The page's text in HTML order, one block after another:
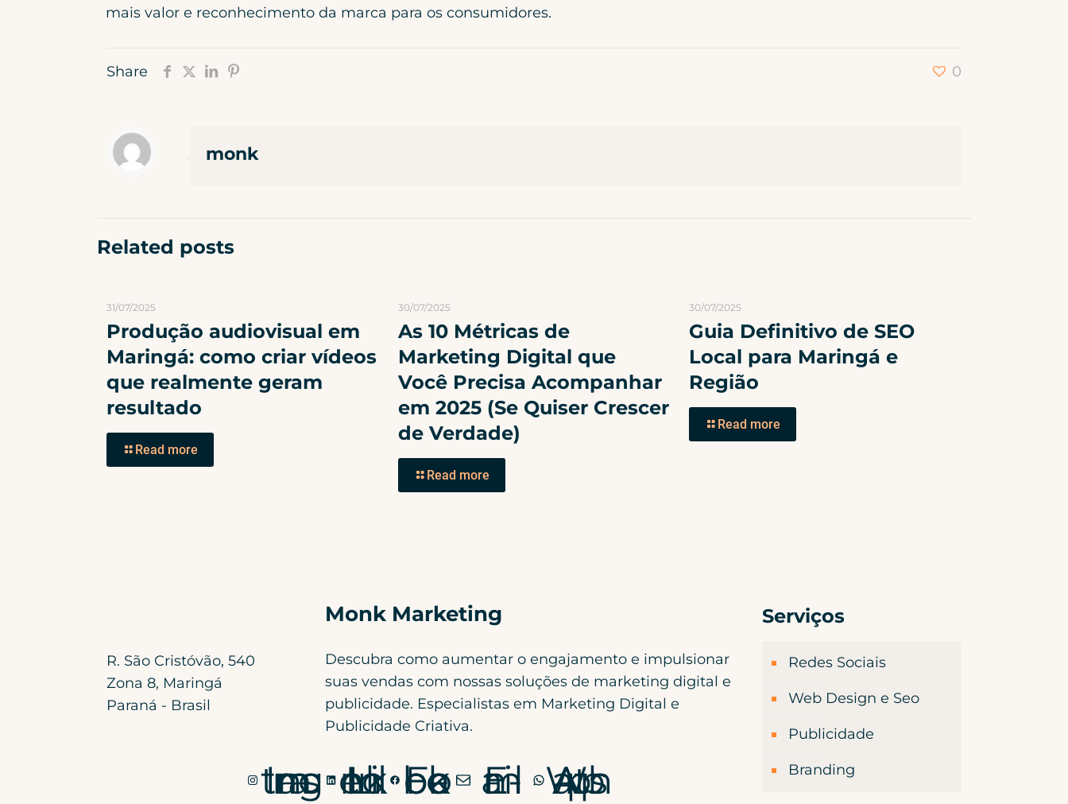
mais valor e reconhecimento da marca para os consumidores.
Share 0
monk
Related posts
31/07/2025
Produção audiovisual em
Maringá: como criar vídeos
que realmente geram
resultado
Read more
30/07/2025
As 10 Métricas de
Marketing Digital que
Você Precisa Acompanhar
em 2025 (Se Quiser Crescer
de Verdade)
Read more
30/07/2025
Guia Definitivo de SEO
Local para Maringá e
Região
Read more
R. São Cristóvão, 540
Zona 8, Maringá
Paraná - Brasil
Monk Marketing
Descubra como aumentar o engajamento e impulsionar
suas vendas com nossas soluções de marketing digital e
publicidade. Especialistas em Marketing Digital e
Publicidade Criativa.
Instagram LinkedIn Facebook E-mail WhatsApp
Serviços
Redes Sociais
Web Design e Seo
Publicidade
Branding